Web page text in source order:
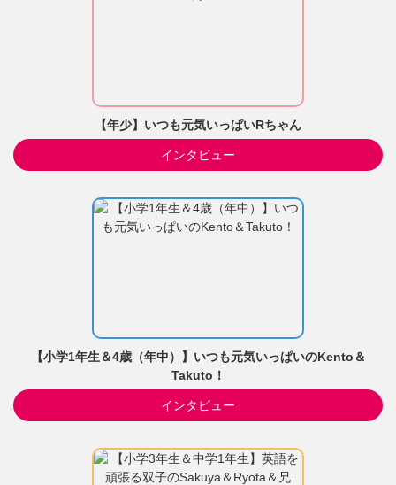
【年少】いつも元気いっぱいRちゃん
インタビュー
【小学1年生＆4歳（年中）】いつも元気いっぱいのKento＆
Takuto！
インタビュー